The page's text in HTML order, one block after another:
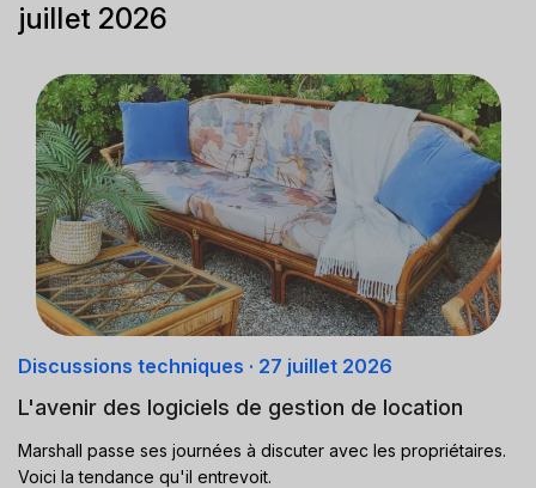
juillet 2026
Discussions techniques · 27 juillet 2026
L'avenir des logiciels de gestion de location
Marshall passe ses journées à discuter avec les propriétaires.
Voici la tendance qu'il entrevoit.